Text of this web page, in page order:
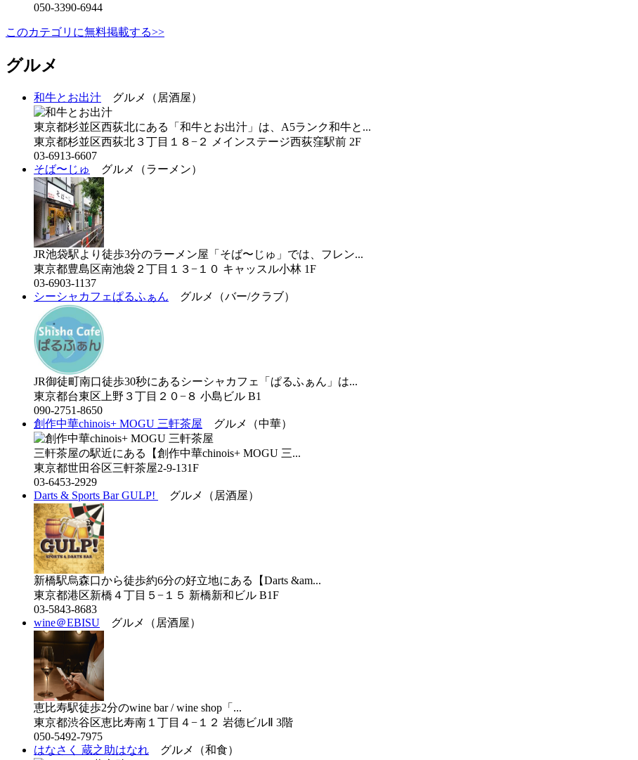
050-3390-6944
このカテゴリに無料掲載する>>
グルメ
和牛とお出汁 グルメ（居酒屋）
東京都杉並区西荻北にある「和牛とお出汁」は、A5ランク和牛と...
東京都杉並区西荻北３丁目１８−２ メインステージ西荻窪駅前 2F
03-6913-6607
そば〜じゅ
グルメ（ラーメン）
JR池袋駅より徒歩3分のラーメン屋「そば〜じゅ」では、フレン...
東京都豊島区南池袋２丁目１３−１０ キャッスル小林 1F
03-6903-1137
シーシャカフェぱるふぁん グルメ（バー/クラブ）
JR御徒町南口徒歩30秒にあるシーシャカフェ「ぱるふぁん」は...
東京都台東区上野３丁目２０−８ 小島ビル B1
090-2751-8650
創作中華chinois+ MOGU 三軒茶屋 グルメ（中華）
三軒茶屋の駅近にある【創作中華chinois+ MOGU 三...
東京都世田谷区三軒茶屋2-9-131F
03-6453-2929
Darts & Sports Bar GULP!
グルメ（居酒屋）
新橋駅烏森口から徒歩約6分の好立地にある【Darts &am...
東京都港区新橋４丁目５−１５ 新橋新和ビル B1F
03-5843-8683
wine＠EBISU グルメ（居酒屋）
恵比寿駅徒歩2分のwine bar / wine shop「...
東京都渋谷区恵比寿南１丁目４−１２ 岩德ビルⅡ 3階
050-5492-7975
はなさく 蔵之助はなれ グルメ（和食）